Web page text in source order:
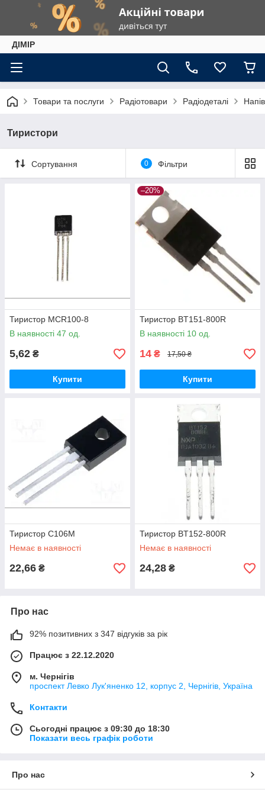
ДІМІР
Товари та послуги Радіотовари Радіодеталі
Тиристори
Сортування 0 Фільтри
Тиристор MCR100-8
В наявності 47 од.
5,62 ₴
Купити
–20%
Тиристор BT151-800R
В наявності 10 од.
14 ₴ 17,50 ₴
Купити
Тиристор C106M
Немає в наявності
22,66 ₴
Тиристор BT152-800R
Немає в наявності
24,28 ₴
Про нас
92% позитивних з 347 відгуків за рік
Працює з 22.12.2020
м. Чернігів
проспект Левко Лук'яненко 12, корпус 2, Чернігів, Україна
Контакти
Сьогодні працює з 09:30 до 18:30
Показати весь графік роботи
Про нас